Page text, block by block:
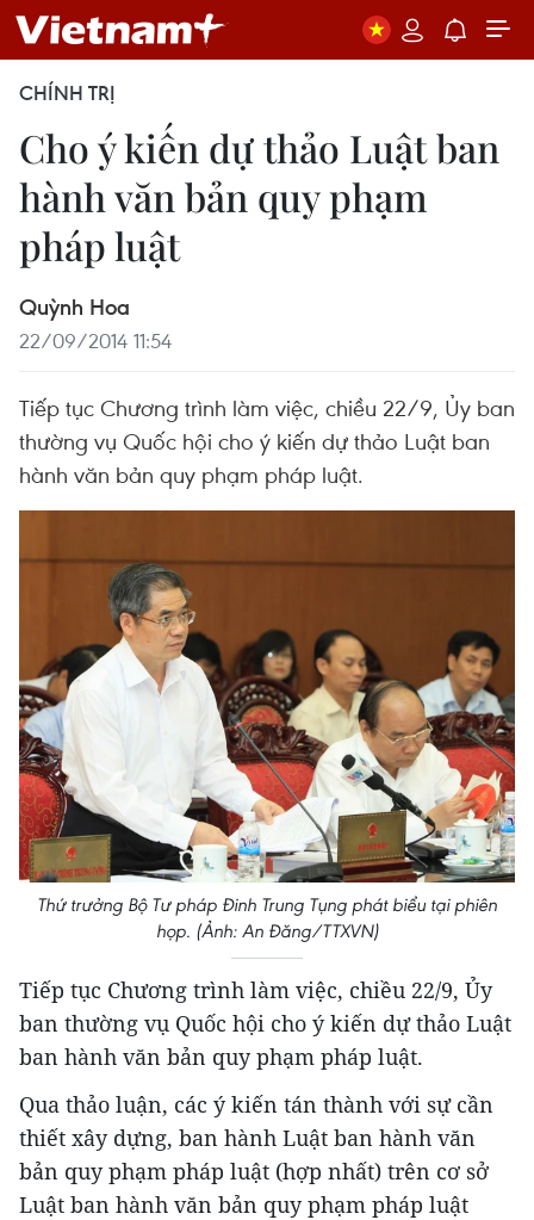
CHÍNH TRỊ
Cho ý kiến dự thảo Luật ban
hành văn bản quy phạm
pháp luật
Quỳnh Hoa
22/09/2014 11:54
Tiếp tục Chương trình làm việc, chiều 22/9, Ủy ban
thường vụ Quốc hội cho ý kiến dự thảo Luật ban
hành văn bản quy phạm pháp luật.
Thứ trưởng Bộ Tư pháp Đinh Trung Tụng phát biểu tại phiên
họp. (Ảnh: An Đăng/TTXVN)
Tiếp tục Chương trình làm việc, chiều 22/9, Ủy
ban thường vụ Quốc hội cho ý kiến dự thảo Luật
ban hành văn bản quy phạm pháp luật.
Qua thảo luận, các ý kiến tán thành với sự cần
thiết xây dựng, ban hành Luật ban hành văn
bản quy phạm pháp luật (hợp nhất) trên cơ sở
Luật ban hành văn bản quy phạm pháp luật